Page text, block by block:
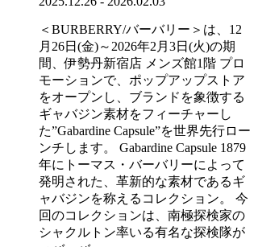
＜BURBERRY/バーバリー＞は、12
月26日(金)～2026年2月3日(火)の期
間、伊勢丹新宿店 メンズ館1階 プロ
モーションで、ポップアップストア
をオープンし、ブランドを象徴する
ギャバジン素材をフィーチャーし
た”Gabardine Capsule”を世界先行ロー
ンチします。 Gabardine Capsule 1879
年にトーマス・バーバリーによって
発明された、革新的な素材であるギ
ャバジンを称えるコレクション。 今
回のコレクションは、南極探検家の
シャクルトン率いる有名な探検隊が